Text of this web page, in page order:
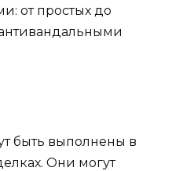
от простых до
быть выполнены в
Они могут